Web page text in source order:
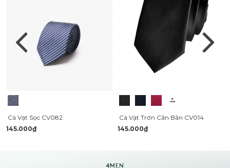
Cà Vạt Sọc CV082
145.000₫
Cà Vạt Trơn Căn Bản CV014
145.000₫